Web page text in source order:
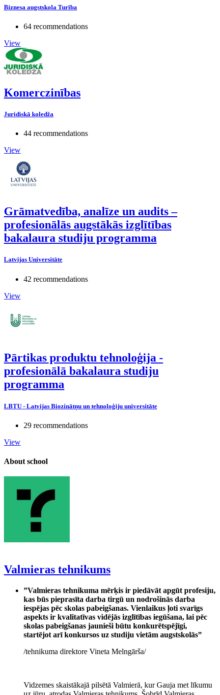
Biznesa augstskola Turība
64 recommendations
View
Komerczinības
Juridiskā koledža
44 recommendations
View
Grāmatvedība, analīze un audits –
profesionālās augstākās izglītības
bakalaura studiju programma
Latvijas Universitāte
42 recommendations
View
Pārtikas produktu tehnoloģija -
profesionālā bakalaura studiju
programma
LBTU - Latvijas Biozinātņu un tehnoloģiju universitāte
29 recommendations
View
About school
Valmieras tehnikums
”Valmieras tehnikuma mērķis ir piedāvāt apgūt profesiju,
kas būs pieprasīta darba tirgū un nodrošinās darba
iespējas pēc skolas pabeigšanas. Vienlaikus ļoti svarīgs
aspekts ir kvalitatīvas vidējās izglītības iegūšana, lai pēc
skolas pabeigšanas jaunieši būtu konkurētspējīgi,
startējot arī konkursos uz studiju vietām augstskolās”
/tehnikuma direktore Vineta Melngārša/
Vidzemes skaistākajā pilsētā Valmierā, kur Gauja met līkumu